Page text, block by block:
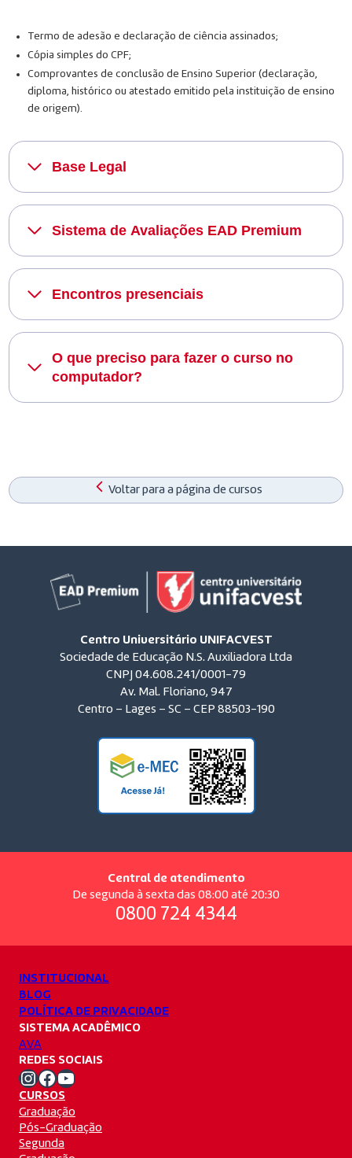
Termo de adesão e declaração de ciência assinados;
Cópia simples do CPF;
Comprovantes de conclusão de Ensino Superior (declaração,
diploma, histórico ou atestado emitido pela instituição de ensino
de origem).
Base Legal
Sistema de Avaliações EAD Premium
Encontros presenciais
O que preciso para fazer o curso no
computador?
Voltar para a página de cursos
Centro Universitário UNIFACVEST
Sociedade de Educação N.S. Auxiliadora Ltda
CNPJ 04.608.241/0001-79
Av. Mal. Floriano, 947
Centro – Lages – SC – CEP 88503-190
Central de atendimento
De segunda à sexta das 08:00 até 20:30
0800 724 4344
INSTITUCIONAL
BLOG
POLÍTICA DE PRIVACIDADE
SISTEMA ACADÊMICO
AVA
REDES SOCIAIS
Instagram Unifacvest Facebook Unifacvest Youtube Unifacvest
CURSOS
Graduação
Pós-Graduação
Segunda